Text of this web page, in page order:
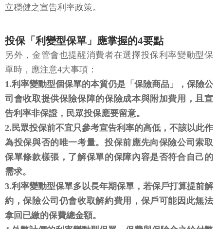
立穩健之宣告利率政策。
投保「利變型保單」應掌握的4要點
另外，金管會也提醒消費者在選擇投保利率變動型保
單時，應注意4大事項：
1.利率變動型個保單的本質仍是「保險商品」，保險公
司會收取提供保險保障的保險成本與附加費用，且宣
告利率非保證，民眾投保應要留意。
2.民眾投保前不宜只參考宣告利率的高低，不該以此作
為投保與否的唯一考量。投保前應先向保險公司索取
保單條款樣張，了解保單的保障內容是否符合自己的
需求。
3.利率變動型保單多以長年期保單，若保戶打算提前解
約，保險公司仍會收取解約費用，保戶可能因此無法
拿回已繳的保費總金額。